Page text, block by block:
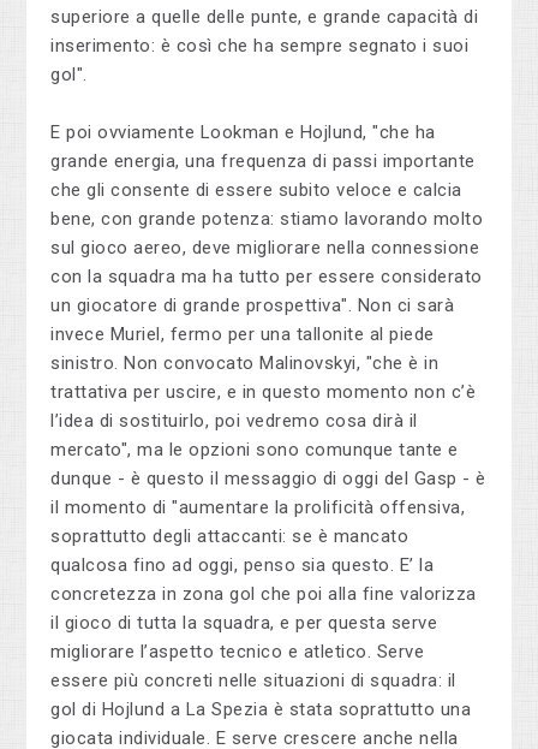
superiore a quelle delle punte, e grande capacità di
inserimento: è così che ha sempre segnato i suoi
gol".
E poi ovviamente Lookman e Hojlund, "che ha
grande energia, una frequenza di passi importante
che gli consente di essere subito veloce e calcia
bene, con grande potenza: stiamo lavorando molto
sul gioco aereo, deve migliorare nella connessione
con la squadra ma ha tutto per essere considerato
un giocatore di grande prospettiva". Non ci sarà
invece Muriel, fermo per una tallonite al piede
sinistro. Non convocato Malinovskyi, "che è in
trattativa per uscire, e in questo momento non c’è
l’idea di sostituirlo, poi vedremo cosa dirà il
mercato", ma le opzioni sono comunque tante e
dunque - è questo il messaggio di oggi del Gasp - è
il momento di "aumentare la prolificità offensiva,
soprattutto degli attaccanti: se è mancato
qualcosa fino ad oggi, penso sia questo. E’ la
concretezza in zona gol che poi alla fine valorizza
il gioco di tutta la squadra, e per questa serve
migliorare l’aspetto tecnico e atletico. Serve
essere più concreti nelle situazioni di squadra: il
gol di Hojlund a La Spezia è stata soprattutto una
giocata individuale. E serve crescere anche nella